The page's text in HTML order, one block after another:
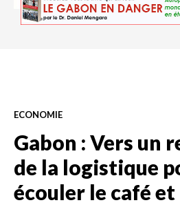
ECONOMIE
Gabon : Vers un
de la logistique
écouler le café et